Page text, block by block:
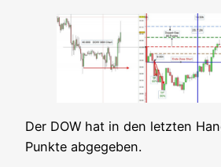
Der DOW hat in den letz­ten
Punk­te abgegeben.